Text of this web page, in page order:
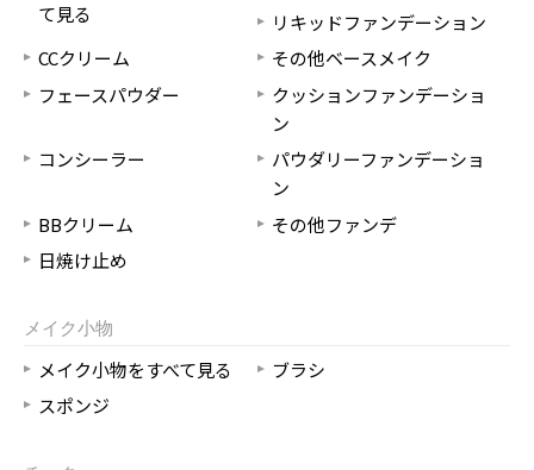
て見る
リキッドファンデーション
CCクリーム
その他ベースメイク
フェースパウダー
クッションファンデーショ
ン
コンシーラー
パウダリーファンデーショ
ン
BBクリーム
その他ファンデ
日焼け止め
メイク小物
メイク小物をすべて見る
ブラシ
スポンジ